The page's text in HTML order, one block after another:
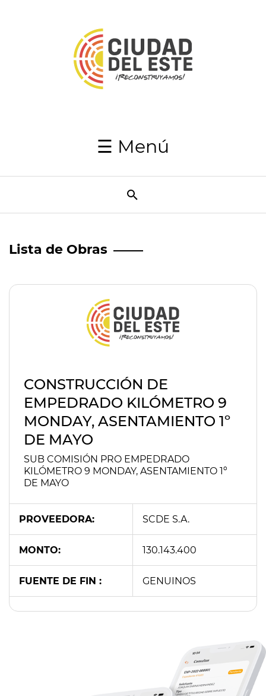
☰ Menú
Directorio
Lista de Obras
CONSTRUCCIÓN DE
EMPEDRADO KILÓMETRO 9
MONDAY, ASENTAMIENTO 1º
DE MAYO
SUB COMISIÓN PRO EMPEDRADO
KILÓMETRO 9 MONDAY, ASENTAMIENTO 1º
DE MAYO
PROVEEDORA: SCDE S.A.
MONTO: 130.143.400
FUENTE DE FIN : GENUINOS